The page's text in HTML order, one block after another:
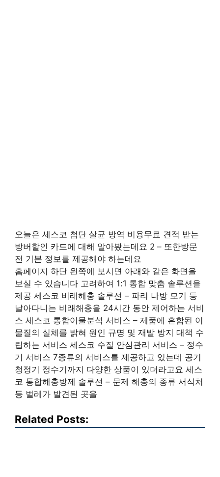
오늘은 세스코 첨단 살균 방역 비용무료 견적 받는
방버할인 카드에 대해 알아봤는데요 2 – 또한방문
전 기본 정보를 제공해야 하는데요
홈페이지 하단 왼쪽에 보시면 아래와 같은 화면을
보실 수 있습니다 고려하여 1:1 통합 맞춤 솔루션을
제공 세스코 비래해충 솔루션 – 파리 나방 모기 등
날아다니는 비래해충을 24시간 동안 제어하는 서비
스 세스코 통합이물분석 서비스 – 제품에 혼합된 이
물질의 실체를 밝혀 원인 규명 및 재발 방지 대책 수
립하는 서비스 세스코 수질 안심관리 서비스 – 정수
기 서비스 7종류의 서비스를 제공하고 있는데 공기
청정기 정수기까지 다양한 상품이 있더라고요 세스
코 통합해충방제 솔루션 – 문제 해충의 종류 서식처
등 벌레가 발견된 곳을
Related Posts: